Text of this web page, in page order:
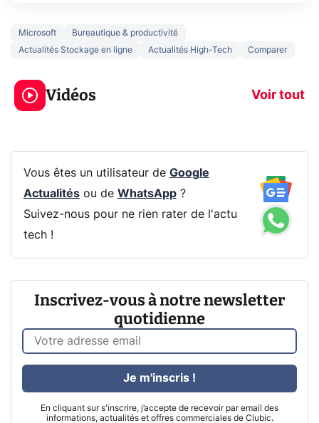
Microsoft
Bureautique & productivité
Actualités Stockage en ligne
Actualités High-Tech Comparer
Vidéos Voir tout
3 écrans en 1 pour
319€ ? Voici L'AOC
CQ32G4ZA !
5
prochaine
Vous êtes un utilisateur de Google
Actualitésou de WhatsApp?
Suivez-nous pour ne rien rater de l'actu
tech !
Inscrivez-vous à notre newsletter
quotidienne
En cliquant sur s'inscrire, j’accepte de recevoir par email des
informations, actualités et offres commerciales de Clubic.
Je m'inscris !